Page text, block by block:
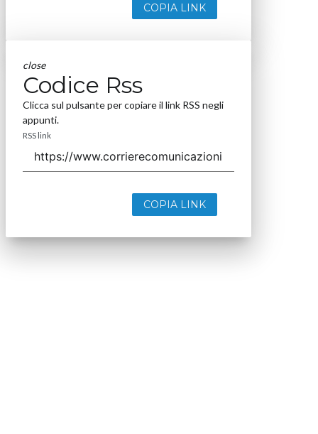
COPIA LINK
close
Codice Rss
Clicca sul pulsante per copiare il link RSS negli
appunti.
RSS link
COPIA LINK